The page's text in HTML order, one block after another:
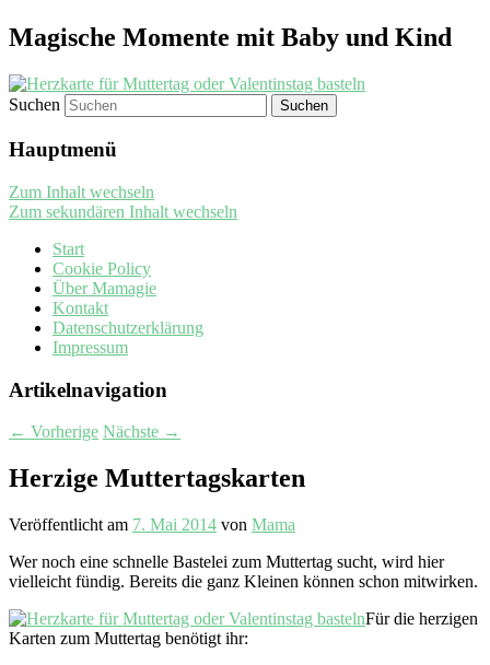
Magische Momente mit Baby und Kind
Suchen
Hauptmenü
Zum Inhalt wechseln
Zum sekundären Inhalt wechseln
Start
Cookie Policy
Über Mamagie
Kontakt
Datenschutzerklärung
Impressum
Artikelnavigation
← Vorherige Nächste →
Herzige Muttertagskarten
Veröffentlicht am 7. Mai 2014 von Mama
Wer noch eine schnelle Bastelei zum Muttertag sucht, wird hier
vielleicht fündig. Bereits die ganz Kleinen können schon mitwirken.
Für die herzigen
Karten zum Muttertag benötigt ihr: